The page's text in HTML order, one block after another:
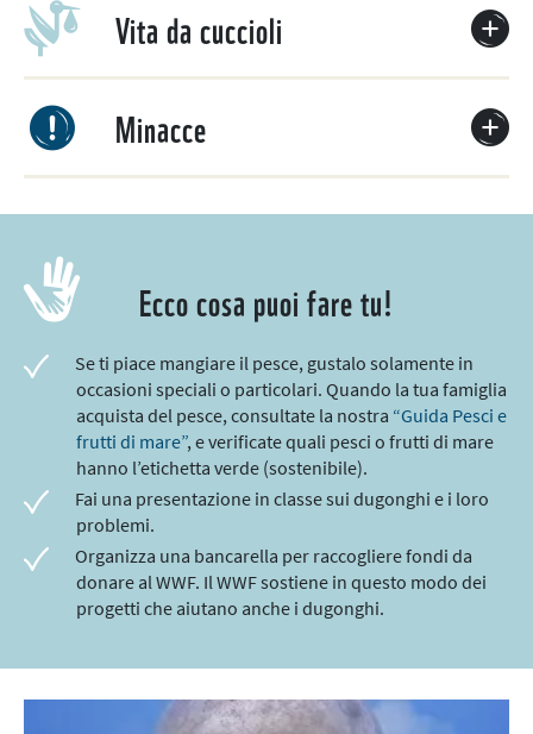
Vita da cuccioli
Minacce
Ecco cosa puoi fare tu!
Se ti piace mangiare il pesce, gustalo solamente in
occasioni speciali o particolari. Quando la tua famiglia
acquista del pesce, consultate la nostra “Guida Pesci e
frutti di mare”, e verificate quali pesci o frutti di mare
hanno l’etichetta verde (sostenibile).
Fai una presentazione in classe sui dugonghi e i loro
problemi.
Organizza una bancarella per raccogliere fondi da
donare al WWF. Il WWF sostiene in questo modo dei
progetti che aiutano anche i dugonghi.